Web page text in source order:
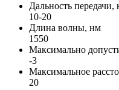
Дальность передачи,
10-20
Длина волны, нм
1550
Максимально
-3
Максимальное
20